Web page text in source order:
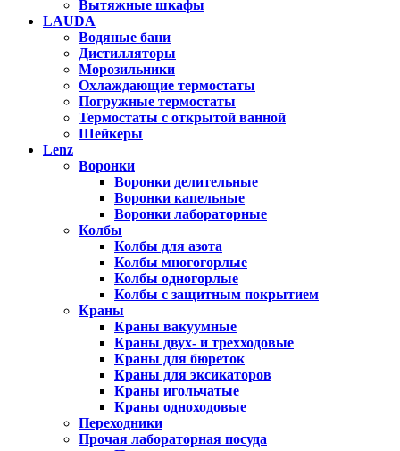
Вытяжные шкафы
LAUDA
Водяные бани
Дистилляторы
Морозильники
Охлаждающие термостаты
Погружные термостаты
Термостаты с открытой ванной
Шейкеры
Lenz
Воронки
Воронки делительные
Воронки капельные
Воронки лабораторные
Колбы
Колбы для азота
Колбы многогорлые
Колбы одногорлые
Колбы с защитным покрытием
Краны
Краны вакуумные
Краны двух- и трехходовые
Краны для бюреток
Краны для эксикаторов
Краны игольчатые
Краны одноходовые
Переходники
Прочая лабораторная посуда